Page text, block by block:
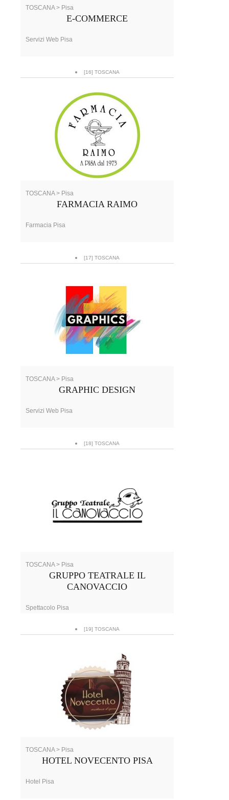
TOSCANA > Pisa
E-COMMERCE
Servizi Web Pisa
[16] TOSCANA
TOSCANA > Pisa
FARMACIA RAIMO
Farmacia Pisa
[17] TOSCANA
TOSCANA > Pisa
GRAPHIC DESIGN
Servizi Web Pisa
[18] TOSCANA
TOSCANA > Pisa
GRUPPO TEATRALE IL
CANOVACCIO
Spettacolo Pisa
[19] TOSCANA
TOSCANA > Pisa
HOTEL NOVECENTO PISA
Hotel Pisa